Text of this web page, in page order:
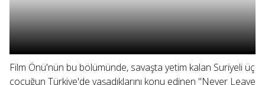
Film Önü'nün bu bölümünde, savaşta yetim kalan Suriyeli üç
çocuğun Türkiye'de yaşadıklarını konu edinen "Never Leave